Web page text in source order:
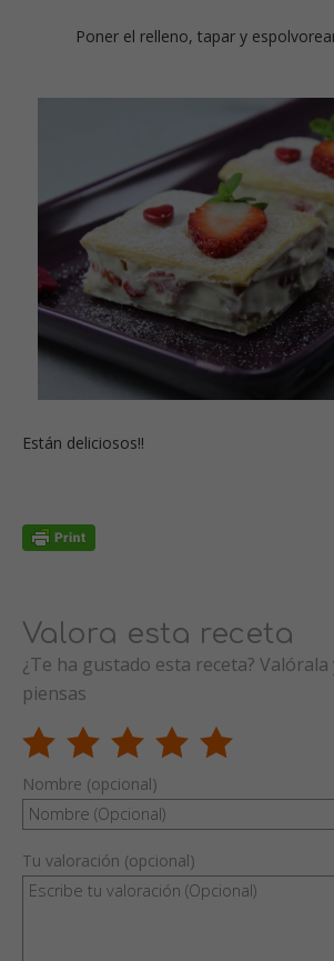
Poner el relleno, tapar y
Están deliciosos!!
Valora esta receta
¿Te ha gustado esta receta? Valórala
piensas
Nombre (opcional)
Tu valoración (opcional)